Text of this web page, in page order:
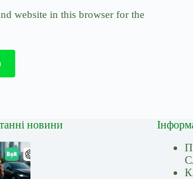
website in this browser for the
новини